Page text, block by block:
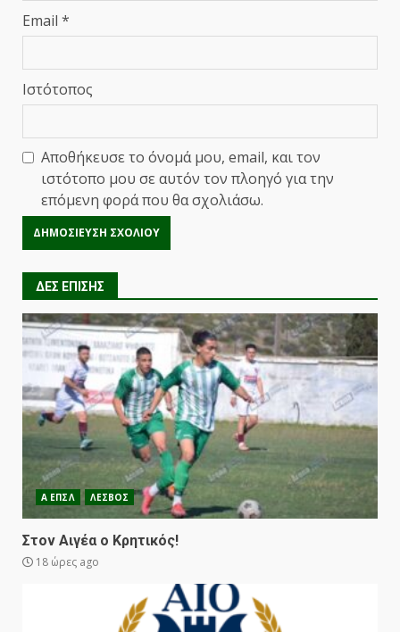
Email *
Ιστότοπος
Αποθήκευσε το όνομά μου, email, και τον
ιστότοπο μου σε αυτόν τον πλοηγό για την
επόμενη φορά που θα σχολιάσω.
ΔΕΣ ΕΠΙΣΗΣ
Α ΕΠΣΛ ΛΕΣΒΟΣ
Στον Αιγέα ο Κρητικός!
18 ώρες ago